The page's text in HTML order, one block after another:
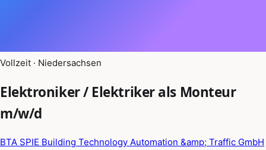
Vollzeit · Niedersachsen
Elektroniker / Elektriker als Monteur
m/w/d
BTA SPIE Building Technology Automation &amp; Traffic GmbH